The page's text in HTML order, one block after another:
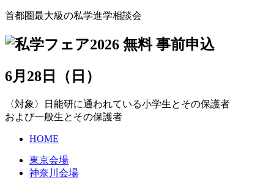
首都圏最大級の私学進学相談会
6月 28 日 （日 ）
〈対象〉日能研に通われている小学生とその保護者
および一般生とその保護者
HOME
東京会場
神奈川会場